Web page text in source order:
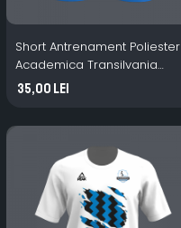
Short Antrenament Poliester
Academica Transilvania
albastru
35,00 Lei